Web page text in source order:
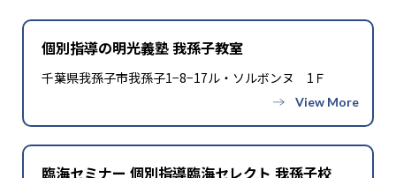
個別指導の明光義塾 我孫子教室
千葉県我孫子市我孫子1−8−17ル・ソルボンヌ 1Ｆ
臨海セミナー 個別指導臨海セレクト 我孫子校